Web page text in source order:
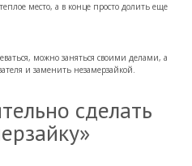
место, а в конце просто долить еще
можно заняться своими делами, а
и заменить незамерзайкой.
сделать